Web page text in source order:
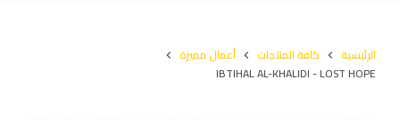
الرئيسية كافة المنتجات
أعمال مميزة
IBTIHAL AL-KHALIDI - LOST HOPE